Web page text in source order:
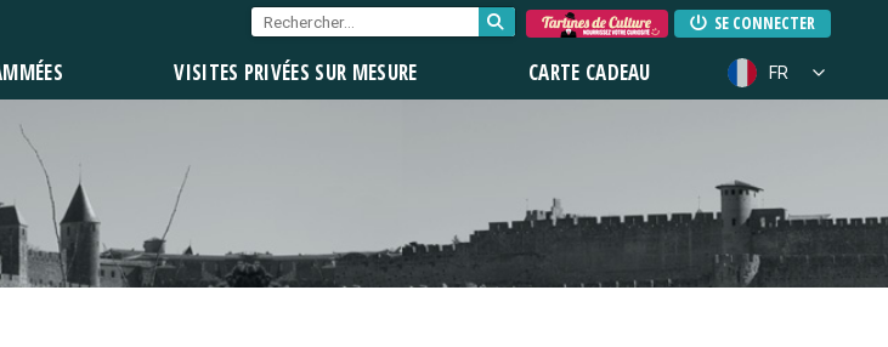
SE CONNECTER
VISITES PRIVÉES SUR MESURE CARTE CADEAU FR